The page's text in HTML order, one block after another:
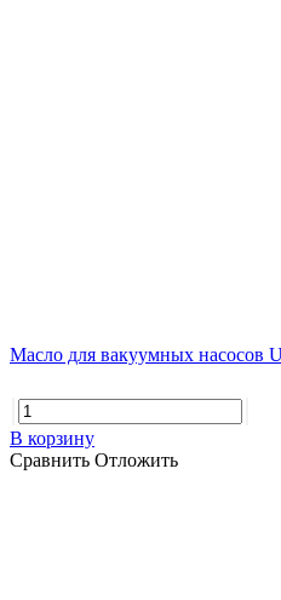
Масло для вакуумных насосов
В корзину
Сравнить Отложить